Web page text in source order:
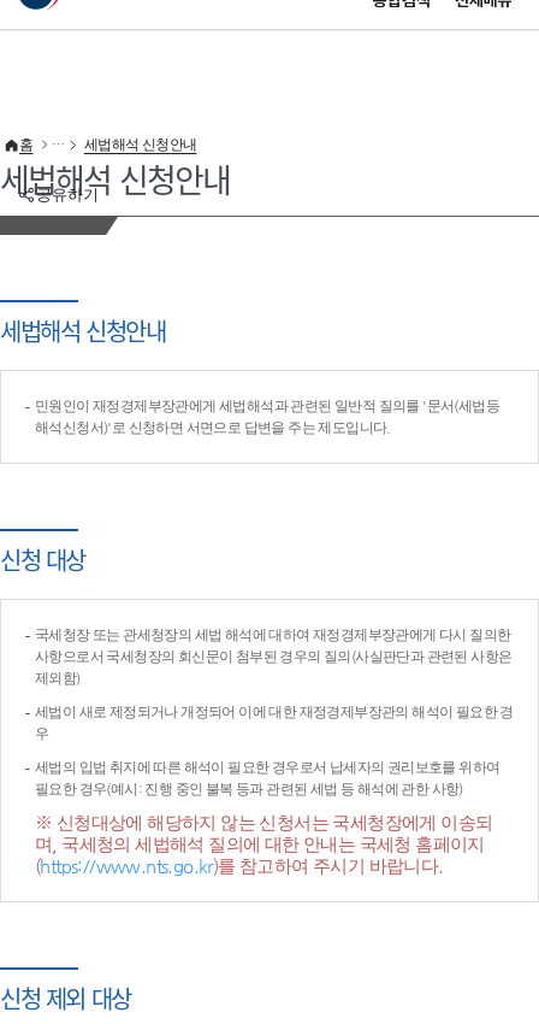
이 누리집은 대한민국 공식 전자정부 누리집입니다.
공유하기
홈 세법해석 신청안내
세법해석 신청안내
세법해석 신청안내
민원인이 재정경제부장관에게 세법해석과 관련된 일반적 질의를 '문서(세법등
해석신청서)'로 신청하면 서면으로 답변을 주는 제도입니다.
신청 대상
국세청장 또는 관세청장의 세법 해석에 대하여 재정경제부장관에게 다시 질의한
사항으로서 국세청장의 회신문이 첨부된 경우의 질의(사실판단과 관련된 사항은
제외함)
세법이 새로 제정되거나 개정되어 이에 대한 재정경제부장관의 해석이 필요한 경
우
세법의 입법 취지에 따른 해석이 필요한 경우로서 납세자의 권리보호를 위하여
필요한 경우(예시: 진행 중인 불복 등과 관련된 세법 등 해석에 관한 사항)
※ 신청대상에 해당하지 않는 신청서는 국세청장에게 이송되
며, 국세청의 세법해석 질의에 대한 안내는 국세청 홈페이지
(https://www.nts.go.kr)를 참고하여 주시기 바랍니다.
신청 제외 대상